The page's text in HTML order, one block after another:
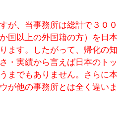
が、当事務所は総計で３００
国以上の外国籍の方）を日本
ます。したがって、帰化の知
・実績から言えば日本のトッ
までもありません。さらに本
が他の事務所とは全く違いま